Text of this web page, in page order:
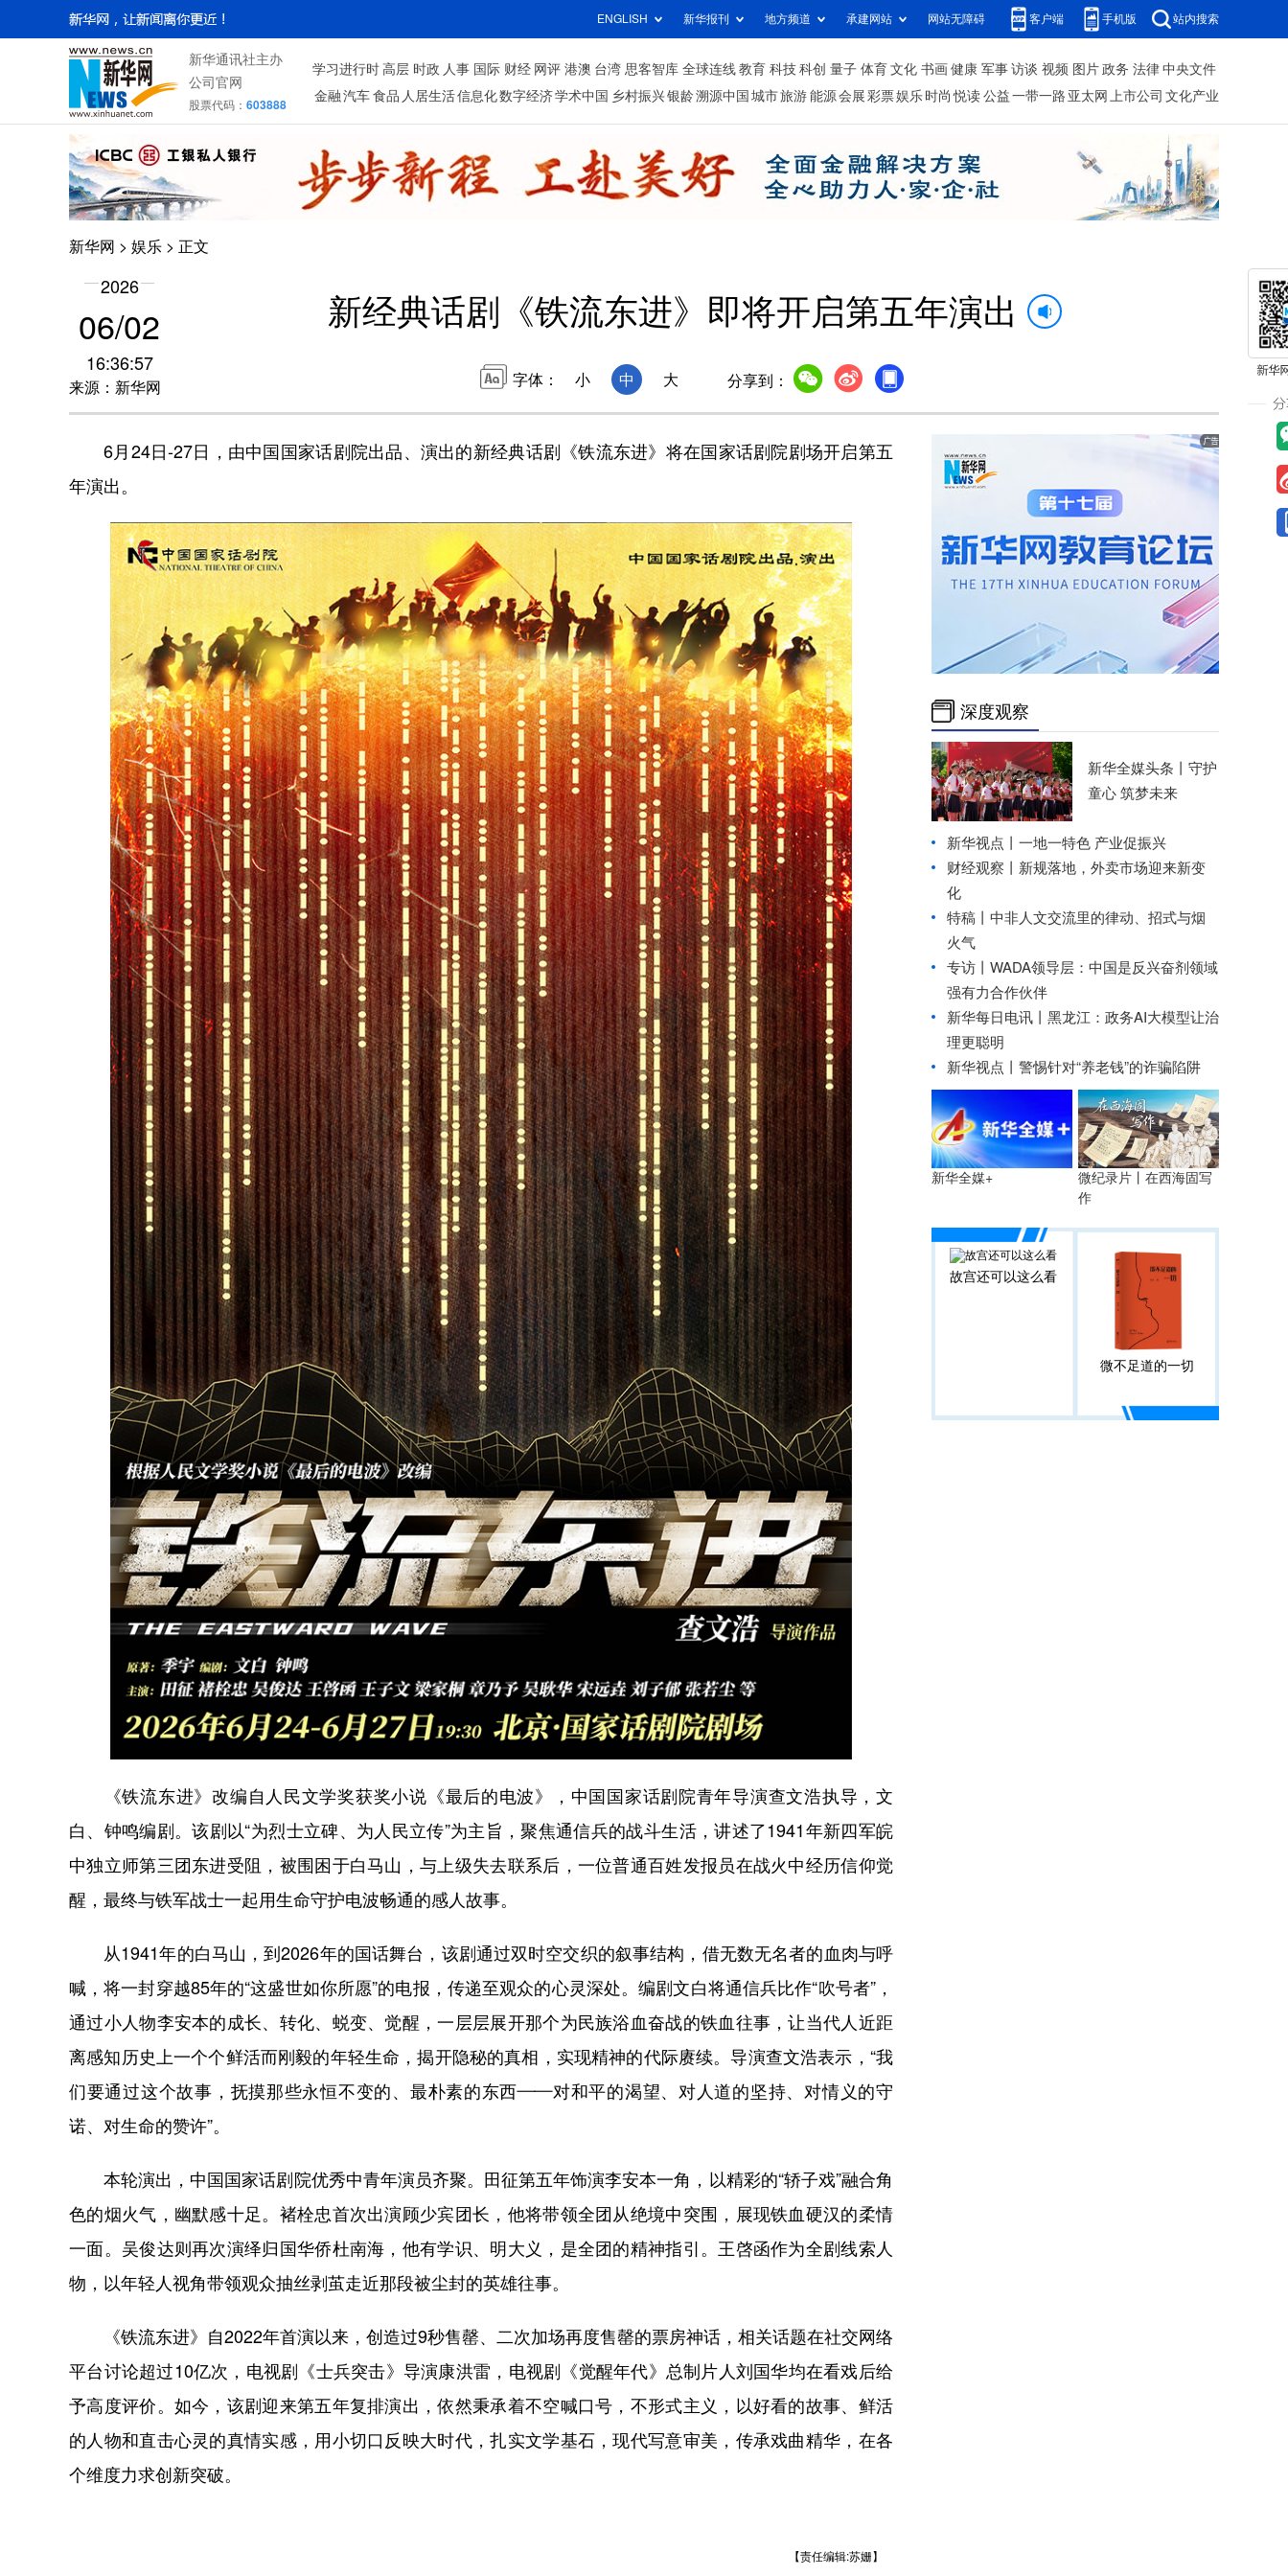
ENGLISH 新华报刊 地方频道 承建网站 网站无障碍 客户端 手机版 站内搜索
新华通讯社主办
公司官网
股票代码： 603888
学习进行时 高层 时政 人事 国际 财经 网评 港澳 台湾 思客智库 全球连线 教育 科技 科创 量子 体育 文化 书画 健康 军事 访谈 视频 图片 政务 法律 中央文件
金融 汽车 食品 人居生活信息化数字经济学术中国 乡村振兴银龄溯源中国 城市旅游 能源 会展 彩票娱乐 时尚 悦读 公益 一带一路 亚太网 上市公司 文化产业
新华网 > 娱乐 > 正文
2026
06/02
16:36:57
来源：新华网
新经典话剧《铁流东进》即将开启第五年演出
字体： 小 中 大 分享到：
6月24日-27日，由中国国家话剧院出品、演出的新经典话剧《铁流东进》将在国家话剧院剧场开启第五
年演出。
《铁流东进》改编自人民文学奖获奖小说《最后的电波》，中国国家话剧院青年导演查文浩执导，文
白、钟鸣编剧。该剧以“为烈士立碑、为人民立传”为主旨，聚焦通信兵的战斗生活，讲述了1941年新四军皖
中独立师第三团东进受阻，被围困于白马山，与上级失去联系后，一位普通百姓发报员在战火中经历信仰觉
醒，最终与铁军战士一起用生命守护电波畅通的感人故事。
从1941年的白马山，到2026年的国话舞台，该剧通过双时空交织的叙事结构，借无数无名者的血肉与呼
喊，将一封穿越85年的“这盛世如你所愿”的电报，传递至观众的心灵深处。编剧文白将通信兵比作“吹号者”，
通过小人物李安本的成长、转化、蜕变、觉醒，一层层展开那个为民族浴血奋战的铁血往事，让当代人近距
离感知历史上一个个鲜活而刚毅的年轻生命，揭开隐秘的真相，实现精神的代际赓续。导演查文浩表示，“我
们要通过这个故事，抚摸那些永恒不变的、最朴素的东西——对和平的渴望、对人道的坚持、对情义的守
诺、对生命的赞许”。
本轮演出，中国国家话剧院优秀中青年演员齐聚。田征第五年饰演李安本一角，以精彩的“轿子戏”融合角
色的烟火气，幽默感十足。褚栓忠首次出演顾少宾团长，他将带领全团从绝境中突围，展现铁血硬汉的柔情
一面。吴俊达则再次演绎归国华侨杜南海，他有学识、明大义，是全团的精神指引。王啓函作为全剧线索人
物，以年轻人视角带领观众抽丝剥茧走近那段被尘封的英雄往事。
《铁流东进》自2022年首演以来，创造过9秒售罄、二次加场再度售罄的票房神话，相关话题在社交网络
平台讨论超过10亿次，电视剧《士兵突击》导演康洪雷，电视剧《觉醒年代》总制片人刘国华均在看戏后给
予高度评价。如今，该剧迎来第五年复排演出，依然秉承着不空喊口号，不形式主义，以好看的故事、鲜活
的人物和直击心灵的真情实感，用小切口反映大时代，扎实文学基石，现代写意审美，传承戏曲精华，在各
个维度力求创新突破。
【责任编辑:苏姗】
深度观察
新华全媒头条丨 守护
童心 筑梦未来
新华视点丨 一地一特色 产业促振兴
财经观察丨 新规落地，外卖市场迎来新变
化
特稿丨中非人文交流里的律动、招式与烟
火气
专访丨WADA领导层：中国是反兴奋剂领域
强有力合作伙伴
新华每日电讯丨 黑龙江：政务AI大模型让治
理更聪明
新华视点丨 警惕针对“养老钱”的诈骗陷阱
新华全媒+
微纪录片丨在西海固写
作
故宫还可以这么看
微不足道的一切